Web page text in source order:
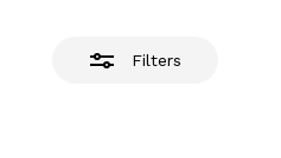
Filters